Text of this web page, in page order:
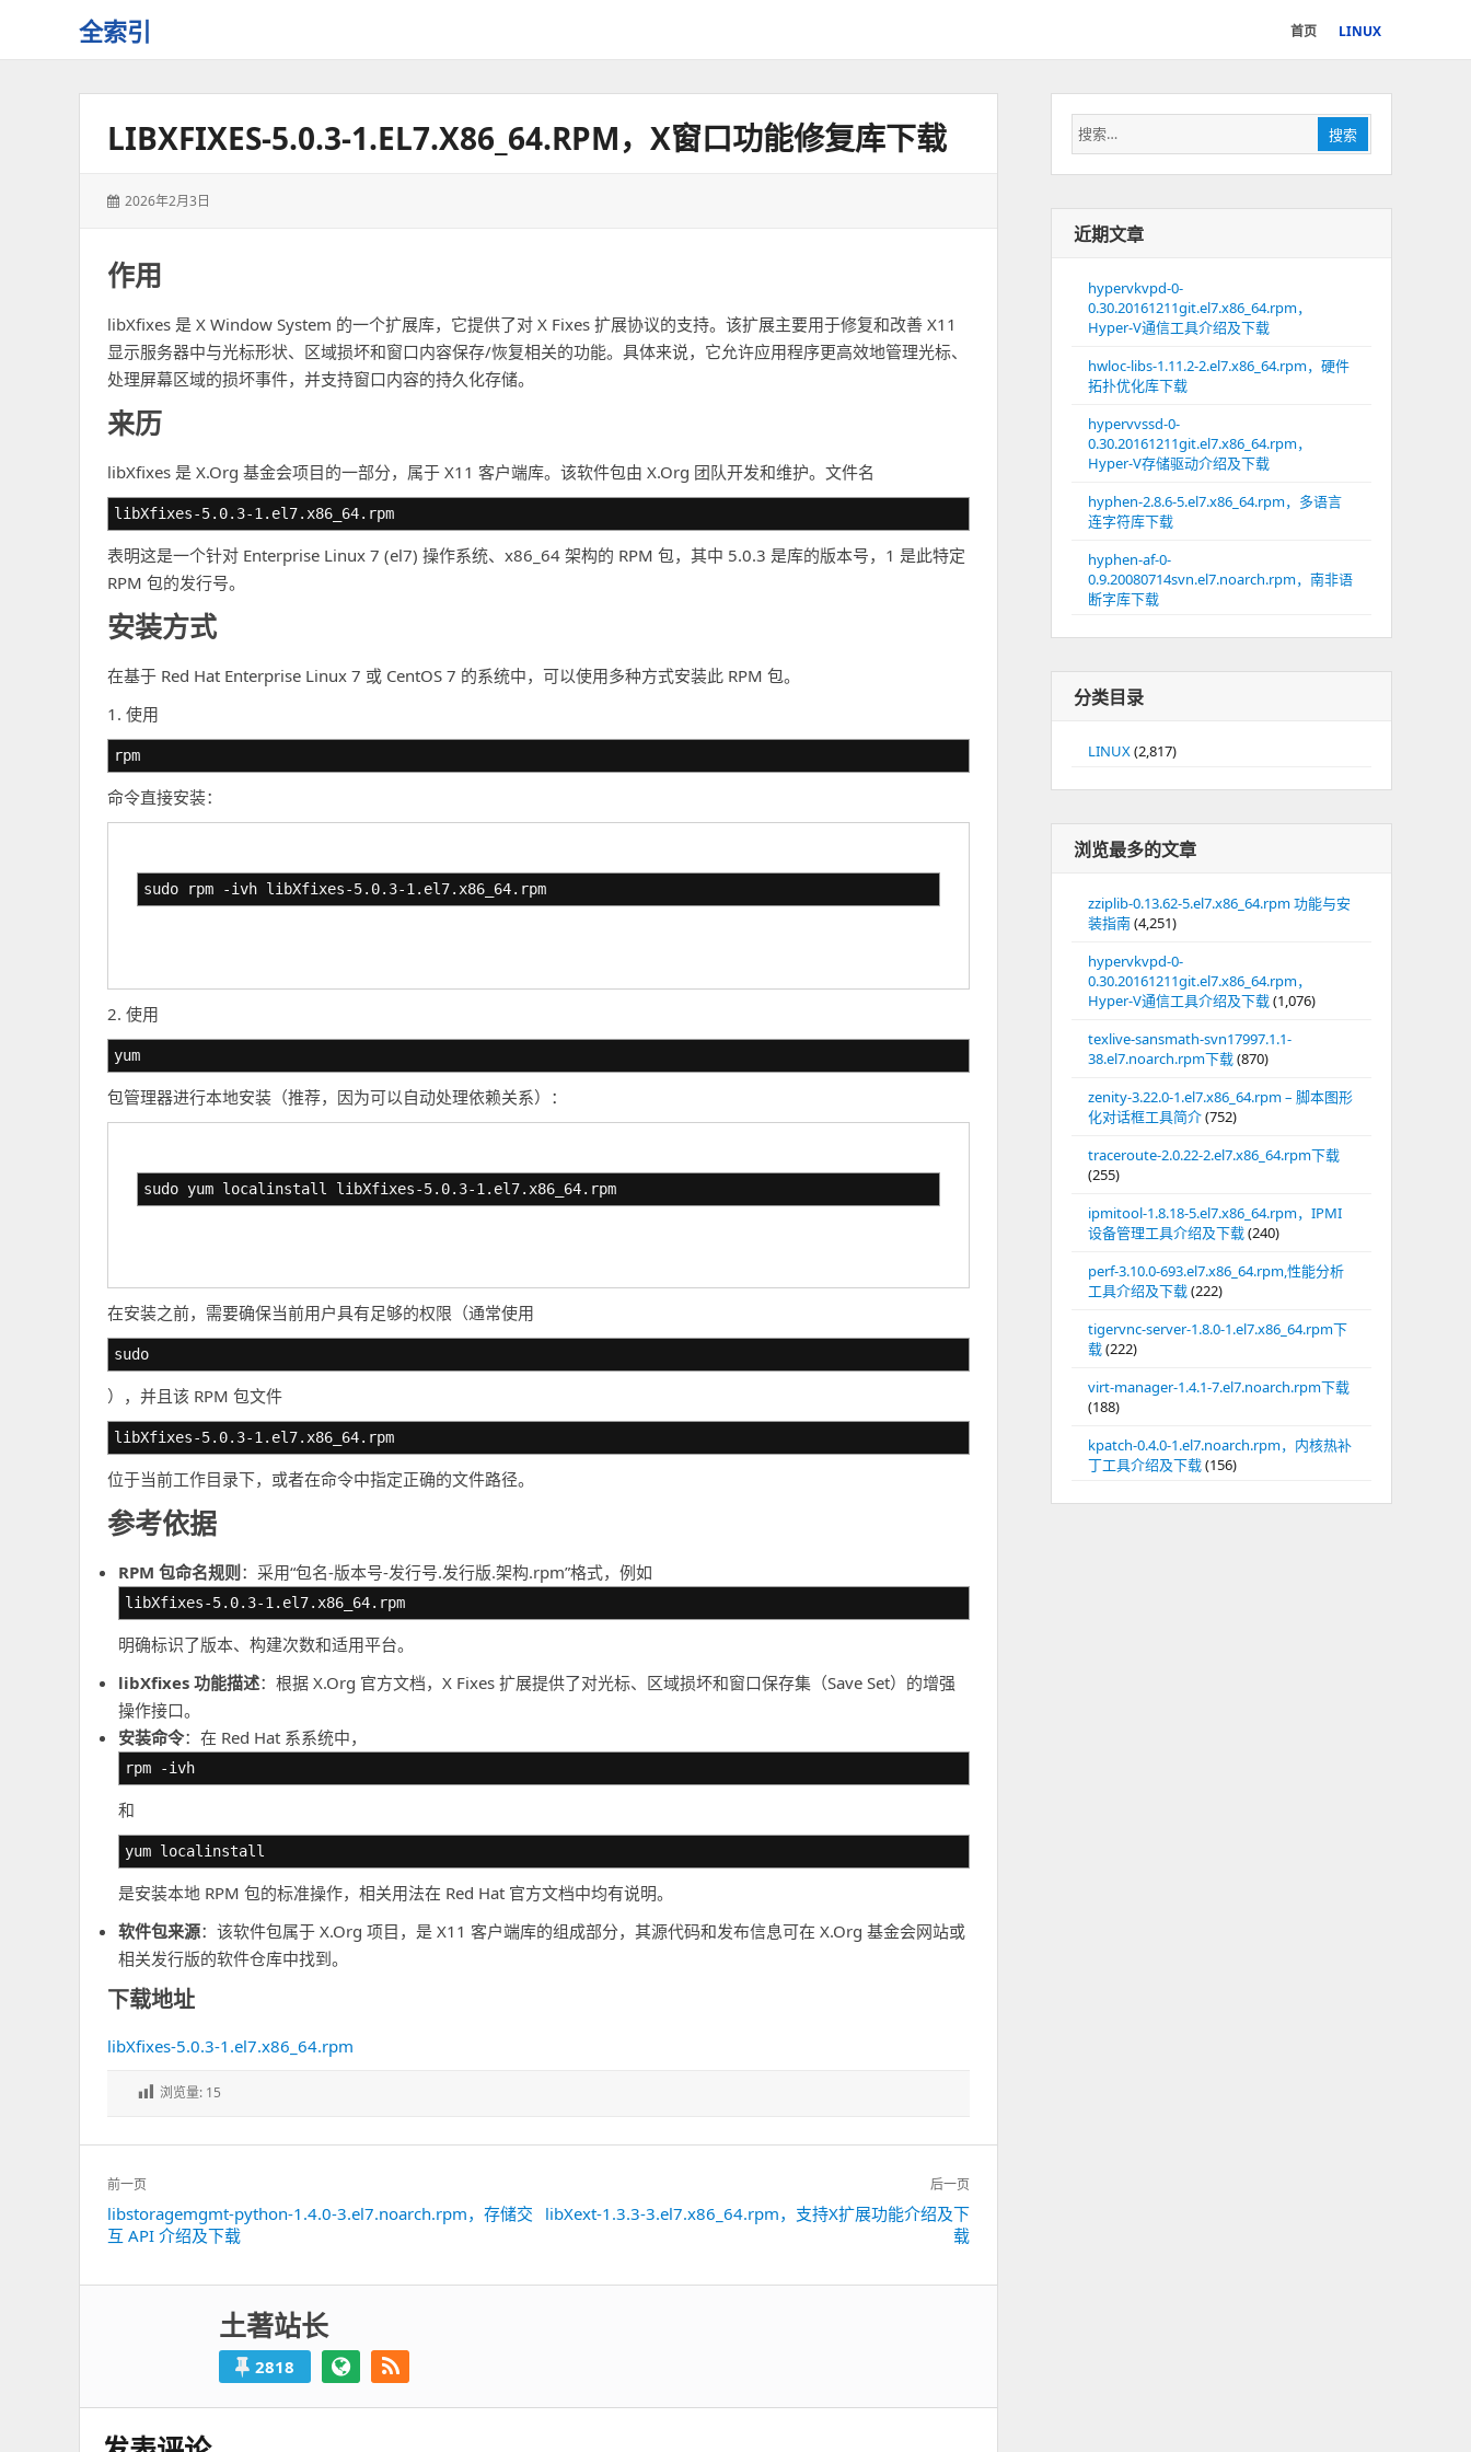
全索引
些
首页 LINUX
LIBXFIXES-5.0.3-1.EL7.X86_64.RPM，X窗口功能修复库下载
发
2026年2月3日
作用
libXfixes 是 X Window System 的一个扩展库，它提供了对 X Fixes 扩展协议的支持。该扩展主要用于修复和改善 X11
显示服务器中与光标形状、区域损坏和窗口内容保存/恢复相关的功能。具体来说，它允许应用程序更高效地管理光标、
处理屏幕区域的损坏事件，并支持窗口内容的持久化存储。
来历
libXfixes 是 X.Org 基金会项目的一部分，属于 X11 客户端库。该软件包由 X.Org 团队开发和维护。文件名
libXfixes-5.0.3-1.el7.x86_64.rpm
表明这是一个针对 Enterprise Linux 7 (el7) 操作系统、x86_64 架构的 RPM 包，其中 5.0.3 是库的版本号，1 是此特定
RPM 包的发行号。
安装方式
在基于 Red Hat Enterprise Linux 7 或 CentOS 7 的系统中，可以使用多种方式安装此 RPM 包。
1. 使用
rpm
命令直接安装：
sudo rpm -ivh libXfixes-5.0.3-1.el7.x86_64.rpm
2. 使用
yum
包管理器进行本地安装（推荐，因为可以自动处理依赖关系）：
sudo yum localinstall libXfixes-5.0.3-1.el7.x86_64.rpm
在安装之前，需要确保当前用户具有足够的权限（通常使用
sudo
），并且该 RPM 包文件
libXfixes-5.0.3-1.el7.x86_64.rpm
位于当前工作目录下，或者在命令中指定正确的文件路径。
参考依据
RPM 包命名规则 ：采用“包名-版本号-发行号.发行版.架构.rpm”格式，例如
libXfixes-5.0.3-1.el7.x86_64.rpm
明确标识了版本、构建次数和适用平台。
libXfixes 功能描述：根据 X.Org 官方文档，X Fixes 扩展提供了对光标、区域损坏和窗口保存集（Save Set）的增强
操作接口。
安装命令：在 Red Hat 系系统中，
rpm -ivh
和
yum localinstall
是安装本地 RPM 包的标准操作，相关用法在 Red Hat 官方文档中均有说明。
软件包来源：该软件包属于 X.Org 项目，是 X11 客户端库的组成部分，其源代码和发布信息可在 X.Org 基金会网站或
相关发行版的软件仓库中找到。
下载地址
libXfixes-5.0.3-1.el7.x86_64.rpm
浏览量: 15
文
章
导
前一页
上
一
libstoragemgmt-python-1.4.0-3.el7.noarch.rpm，存储交
互 API 介绍及下载
后一页
下
libXext-1.3.3-3.el7.x86_64.rpm，支持X扩展功能介绍及下
载
土著站长
2818
搜
索：
搜索
近期文章
hypervkvpd-0-
0.30.20161211git.el7.x86_64.rpm，
Hyper-V通信工具介绍及下载
hwloc-libs-1.11.2-2.el7.x86_64.rpm，硬件
拓扑优化库下载
hypervvssd-0-
0.30.20161211git.el7.x86_64.rpm，
Hyper-V存储驱动介绍及下载
hyphen-2.8.6-5.el7.x86_64.rpm，多语言
连字符库下载
hyphen-af-0-
0.9.20080714svn.el7.noarch.rpm，南非语
断字库下载
分类目录
LINUX(2,817)
浏览最多的文章
zziplib-0.13.62-5.el7.x86_64.rpm 功能与安
装指南(4,251)
hypervkvpd-0-
0.30.20161211git.el7.x86_64.rpm，
Hyper-V通信工具介绍及下载(1,076)
texlive-sansmath-svn17997.1.1-
38.el7.noarch.rpm下载(870)
zenity-3.22.0-1.el7.x86_64.rpm – 脚本图形
化对话框工具简介(752)
traceroute-2.0.22-2.el7.x86_64.rpm下载
(255)
ipmitool-1.8.18-5.el7.x86_64.rpm，IPMI
设备管理工具介绍及下载(240)
perf-3.10.0-693.el7.x86_64.rpm,性能分析
工具介绍及下载(222)
tigervnc-server-1.8.0-1.el7.x86_64.rpm下
载(222)
virt-manager-1.4.1-7.el7.noarch.rpm下载
(188)
kpatch-0.4.0-1.el7.noarch.rpm，内核热补
丁工具介绍及下载(156)